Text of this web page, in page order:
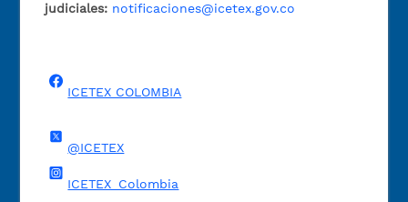
judiciales: notificaciones@icetex.gov.co
ICETEX COLOMBIA
@ICETEX
ICETEX_Colombia